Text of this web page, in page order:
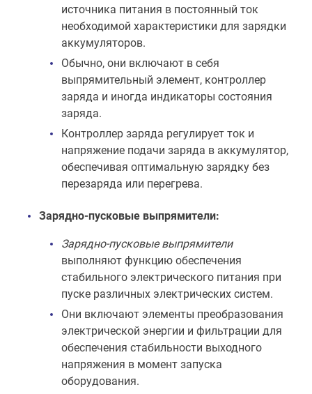
источника питания в постоянный ток
необходимой характеристики для зарядки
аккумуляторов.
Обычно, они включают в себя
выпрямительный элемент, контроллер
заряда и иногда индикаторы состояния
заряда.
Контроллер заряда регулирует ток и
напряжение подачи заряда в аккумулятор,
обеспечивая оптимальную зарядку без
перезаряда или перегрева.
Зарядно-пусковые выпрямители:
Зарядно-пусковые выпрямители
выполняют функцию обеспечения
стабильного электрического питания при
пуске различных электрических систем.
Они включают элементы преобразования
электрической энергии и фильтрации для
обеспечения стабильности выходного
напряжения в момент запуска
оборудования.